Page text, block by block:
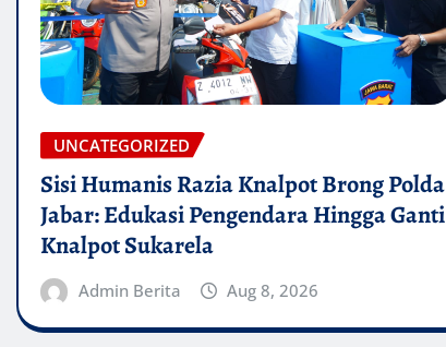
UNCATEGORIZED
Sisi Humanis Razia Knalpot Brong Polda
Jabar: Edukasi Pengendara Hingga Ganti
Knalpot Sukarela
Admin Berita Aug 8, 2026